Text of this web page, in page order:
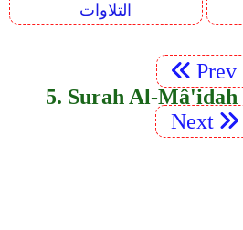
التلاوات
Prev
Next